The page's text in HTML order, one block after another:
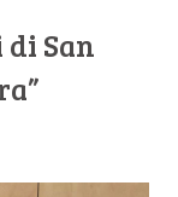
San